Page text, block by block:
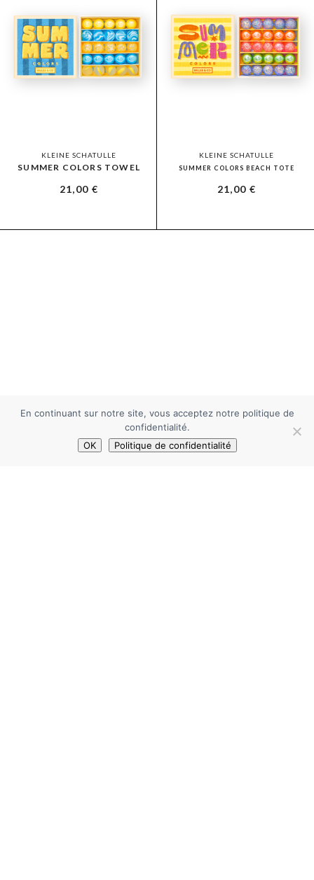
KLEINE SCHATULLE
SUMMER COLORS TOWEL
21,00€
KLEINE SCHATULLE
SUMMER COLORS BEACH TOTE
21,00€
En continuant sur notre site, vous acceptez notre politique de
confidentialité.
OK
Politique de confidentialité